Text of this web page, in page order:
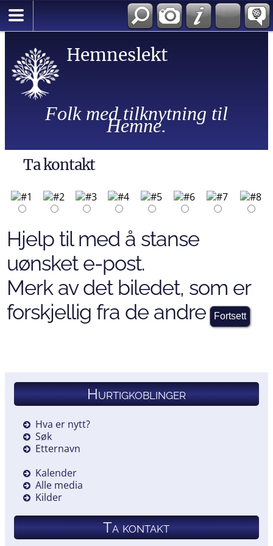
Hemneslekt
Folk med tilknytning til
Hemne.
Ta kontakt
Hjelp til med å stanse
uønsket e-post.
Merk av det biledet, som er
forskjellig fra de andre
Hurtigkoblinger
Hva er nytt?
Søk
Etternavn
Kalender
Alle media
Kilder
Ta kontakt